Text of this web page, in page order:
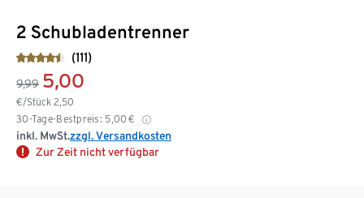
2 Schubladentrenner
(111)
9,99 5,00
€/Stück 2,50
30-Tage-Bestpreis: 5,00 €
inkl. MwSt.zzgl. Versandkosten
Zur Zeit nicht verfügbar